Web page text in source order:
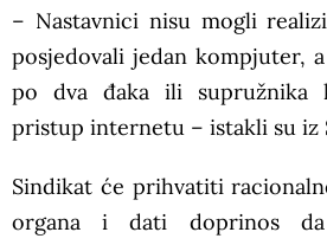
– Nastavnici nisu mogli
posjedovali jedan kompjuter,
po dva đaka ili supružnika
pristup internetu – istakli su iz
Sindikat će prihvatiti
organa i dati doprinos da